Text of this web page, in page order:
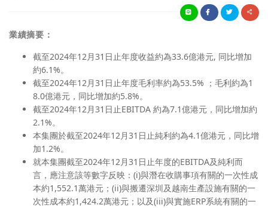
業績摘要：
截至2024年12月31日止年度收益約為33.6億港元, 同比增加
約6.1%。
截至2024年12月31日止年度毛利率約為53.5% ；毛利約為1
8.0億港元，同比增加約5.8%。
截至2024年12月31日止EBITDA 約為7.1億港元，同比增加約
2.1%。
本集團於截至2024年12月31日止純利約為4.1億港元，同比增
加1.2%。
就本集團截至2024年12月31日止年度的EBITDA及純利而
言，應注意該等數字反映：(i)與潛在收購事項有關的一次性成
本約1,552.1萬港元；(ii)與搬遷深圳及越南生產設施有關的一
次性成本約1,424.2萬港元；以及(iii)與實施ERP系統有關的一